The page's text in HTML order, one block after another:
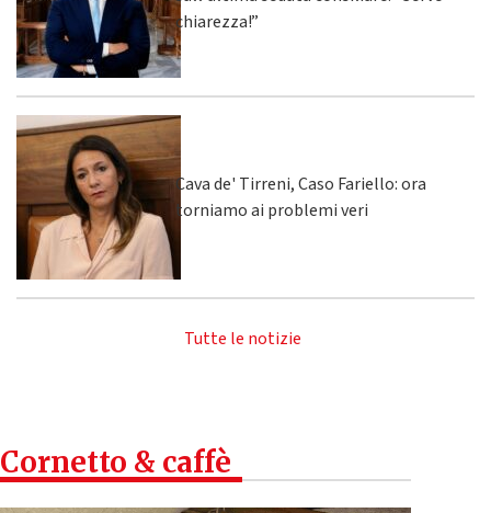
chiarezza!”
Cava de' Tirreni, Caso Fariello: ora
torniamo ai problemi veri
Tutte le notizie
Cornetto & caffè